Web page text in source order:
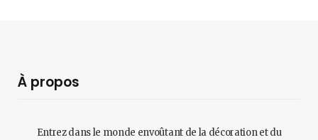
À propos
Entrez dans le monde envoûtant de la décoration et du